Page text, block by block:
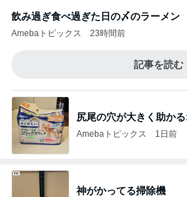
飲み過ぎ食べ過ぎた日の〆のラーメン
Amebaトピックス 23時間前
記事を読む
尻尾の穴が大きく助か
Amebaトピックス 1日前
神がかってる掃除機